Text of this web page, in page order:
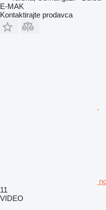
E-MAK
Kontaktirajte prodavca
11
VIDEO